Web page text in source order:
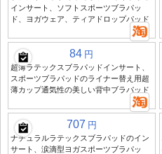
インサート、ソフトスポーツブラパッ
ド、ヨガウェア、ティアドロップパッド
84 円
超薄ラテックスブラパッドインサート、
スポーツブラパッドのライナー替え用超
薄カップ通気性の美しい背中ブラパッド
707 円
ナチュラルラテックスブラパッドのイン
サート、涙滴型ヨガスポーツブラパッ